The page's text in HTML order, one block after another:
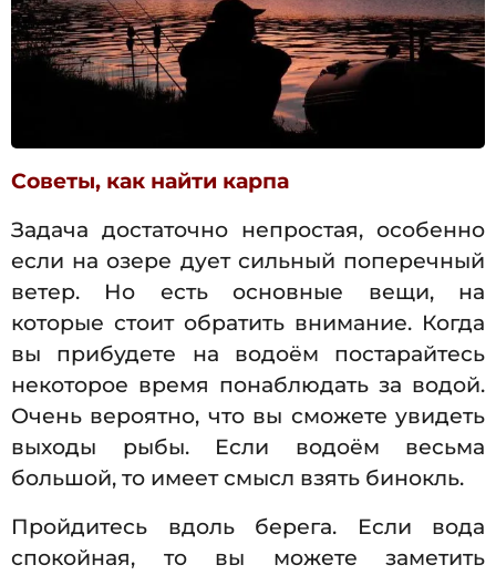
Советы, как найти карпа
Задача достаточно непростая, особенно
если на озере дует сильный поперечный
ветер. Но есть основные вещи, на
которые стоит обратить внимание. Когда
вы прибудете на водоём постарайтесь
некоторое время понаблюдать за водой.
Очень вероятно, что вы сможете увидеть
выходы рыбы. Если водоём весьма
большой, то имеет смысл взять бинокль.
Пройдитесь вдоль берега. Если вода
спокойная, то вы можете заметить